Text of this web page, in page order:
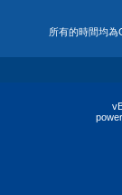
所有的時間均為